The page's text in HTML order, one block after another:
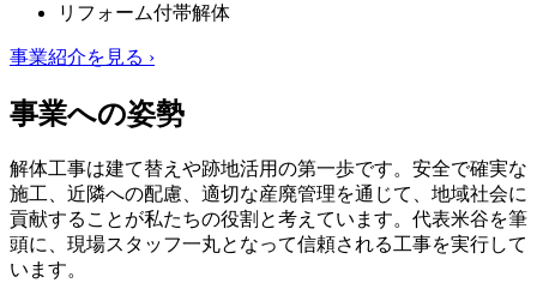
リフォーム付帯解体
事業紹介を見る ›
事業への姿勢
解体工事は建て替えや跡地活用の第一歩です。安全で確実な
施工、近隣への配慮、適切な産廃管理を通じて、地域社会に
貢献することが私たちの役割と考えています。代表米谷を筆
頭に、現場スタッフ一丸となって信頼される工事を実行して
います。